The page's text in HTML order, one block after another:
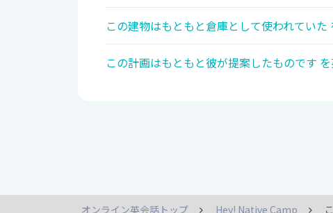
この建物はもともと倉庫として使われていた
この計画はもともと彼が提案したものです
オンライン英会話トップ Hey! Native Camp